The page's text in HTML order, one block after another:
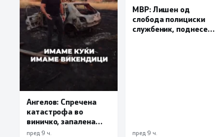
Ангелов: Спречена
катастрофа во
виничко, запалена
трева при сечење со
пред 9 ч.
МВР: Лишен од
слобода полициски
службеник, поднесена
пред 9 ч.